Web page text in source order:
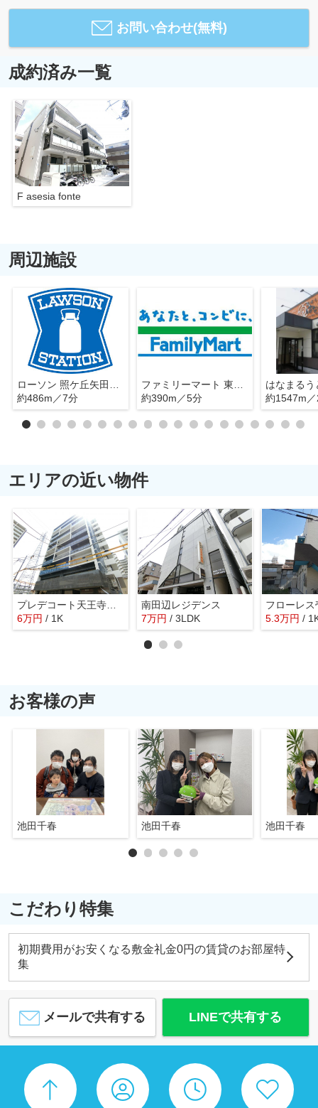
お問い合わせ(無料)
成約済み一覧
F asesia fonte
周辺施設
約486m／7分
約390m／5分
約1547m
エリアの近い物件
プレデコート天王寺ＥＡＳＴ
6万円 / 1K
南田辺レジデンス
7万円 / 3LDK
フローレス
5.3万円 /
お客様の声
池田千春 池田千春 池田千春
こだわり特集
初期費用がお安くなる敷金礼金0円の賃貸のお部屋特
集
メールで共有する LINEで共有する